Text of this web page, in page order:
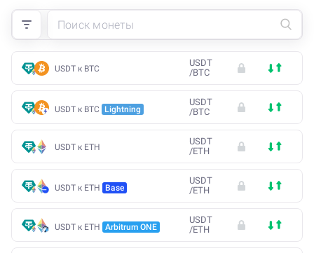
USDT к BTC
USDT
/BTC
USDT к BTC Lightning
USDT
/BTC
USDT к ETH
USDT
/ETH
USDT к ETH Base
USDT
/ETH
USDT к ETH Arbitrum ONE
USDT
/ETH